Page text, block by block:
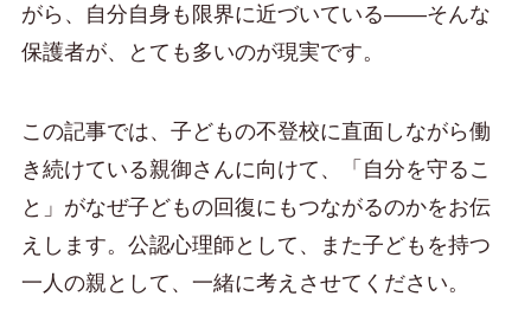
がら、自分自身も限界に近づいている——そんな
保護者が、とても多いのが現実です。
この記事では、子どもの不登校に直面しながら働
き続けている親御さんに向けて、「自分を守るこ
と」がなぜ子どもの回復にもつながるのかをお伝
えします。公認心理師として、また子どもを持つ
一人の親として、一緒に考えさせてください。